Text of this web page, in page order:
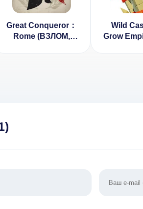
Great Conqueror：
Rome (ВЗЛОМ,
Wild
Grow
)